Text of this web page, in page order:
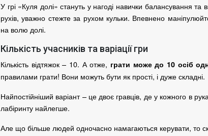
У грі «Куля долі» стануть у нагоді навички балансування та
рухів, уважно стежте за рухом кульки. Впевнено
на волю долі.
Кількість учасників та варіації гри
Кількість відтяжок – 10. А отже, грати може до 10 осіб
правилами грати! Вони можуть бути як прості, і дуже складні.
Найпостійніший варіант – це двоє гравців, де у кожного в
лабіринту найлегше.
Але що більше людей одночасно намагаються керувати, то